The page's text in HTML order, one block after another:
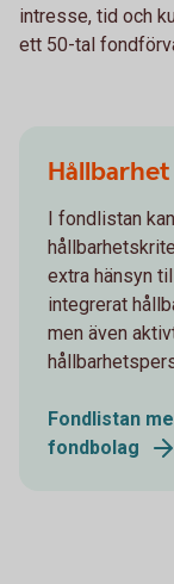
intresse, tid och
ett 50-tal
Hållbarhet
I fondlistan
extra hänsyn
integrerat
men även
Fondlistan
fondbolag